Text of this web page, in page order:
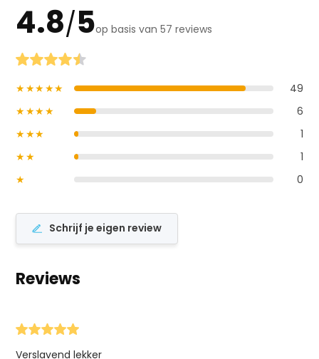
4.8/5op basis van 57 reviews
★★★★★
49
★★★★
6
★★★
1
★★
1
★
0
Schrijf je eigen review
Reviews
Verslavend lekker